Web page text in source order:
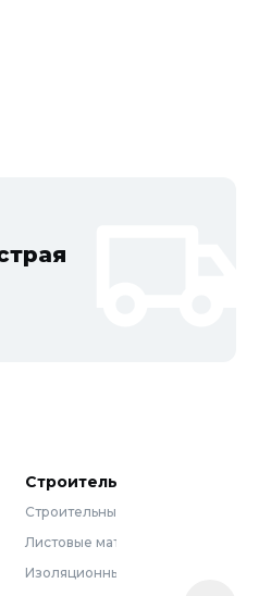
Строительные материалы
Строительные смеси
Листовые материалы
Изоляционные материалы